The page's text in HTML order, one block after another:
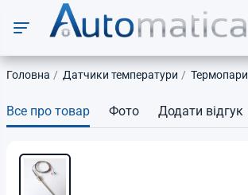
Головна Датчики температури Термопари
Все про товар Фото Додати відгук